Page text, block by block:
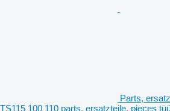
Parts,
TS115 100 110 parts, ersatzteile, pieces